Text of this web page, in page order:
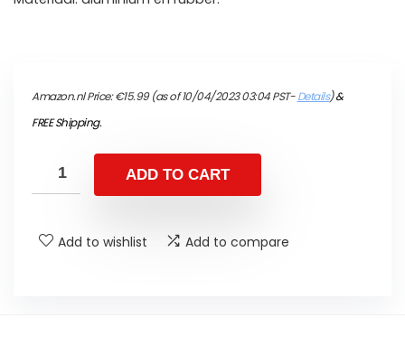
Amazon.nl Price:€15.99(as of 10/04/2023 03:04 PST-Details)&
FREE Shipping.
ADD TO CART
Add to wishlist Add to compare